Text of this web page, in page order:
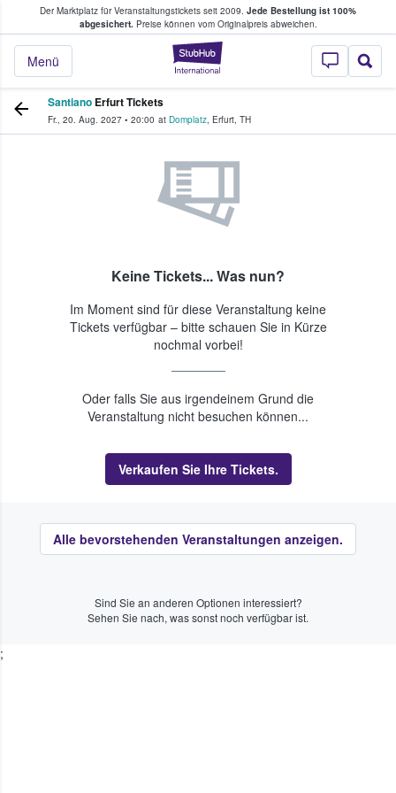
Der Marktplatz für Veranstaltungstickets seit 2009. Jede Bestellung ist 100%
abgesichert.Preise können vom Originalpreis abweichen.
StubHub - Wo
Menü
Tickets kaufen & verkaufen
Santiano Erfurt Tickets
Fr., 20. Aug. 2027 • 20:00 at Domplatz, Erfurt, TH
Keine Tickets... Was nun?
Im Moment sind für diese Veranstaltung keine
Tickets verfügbar – bitte schauen Sie in Kürze
nochmal vorbei!
Oder falls Sie aus irgendeinem Grund die
Veranstaltung nicht besuchen können...
Verkaufen Sie Ihre Tickets.
Alle bevorstehenden Veranstaltungen anzeigen.
Sind Sie an anderen Optionen interessiert?
Sehen Sie nach, was sonst noch verfügbar ist.
;